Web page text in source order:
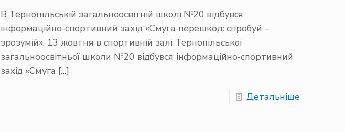
В Тернопільській загальноосвітній школі №20 відбувся
інформаційно-спортивний захід «Смуга перешкод: спробуй –
зрозумій». 13 жовтня в спортивній залі Тернопільської
загальноосвітньої школи №20 відбувся інформаційно-спортивний
захід «Смуга […]
Детальніше